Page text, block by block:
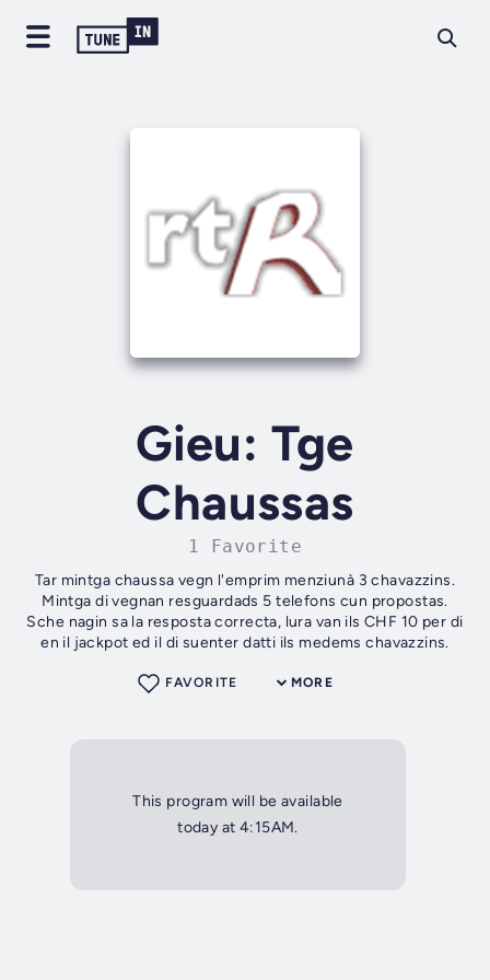
Gieu: Tge
Chaussas
1 Favorite
Tar mintga chaussa vegn l'emprim menziunà 3 chavazzins.
Mintga di vegnan resguardads 5 telefons cun propostas.
Sche nagin sa la resposta correcta, lura van ils CHF 10 per di
en il jackpot ed il di suenter datti ils medems chavazzins.
MORE
FAVORITE
This program will be available
today at 4:15AM.